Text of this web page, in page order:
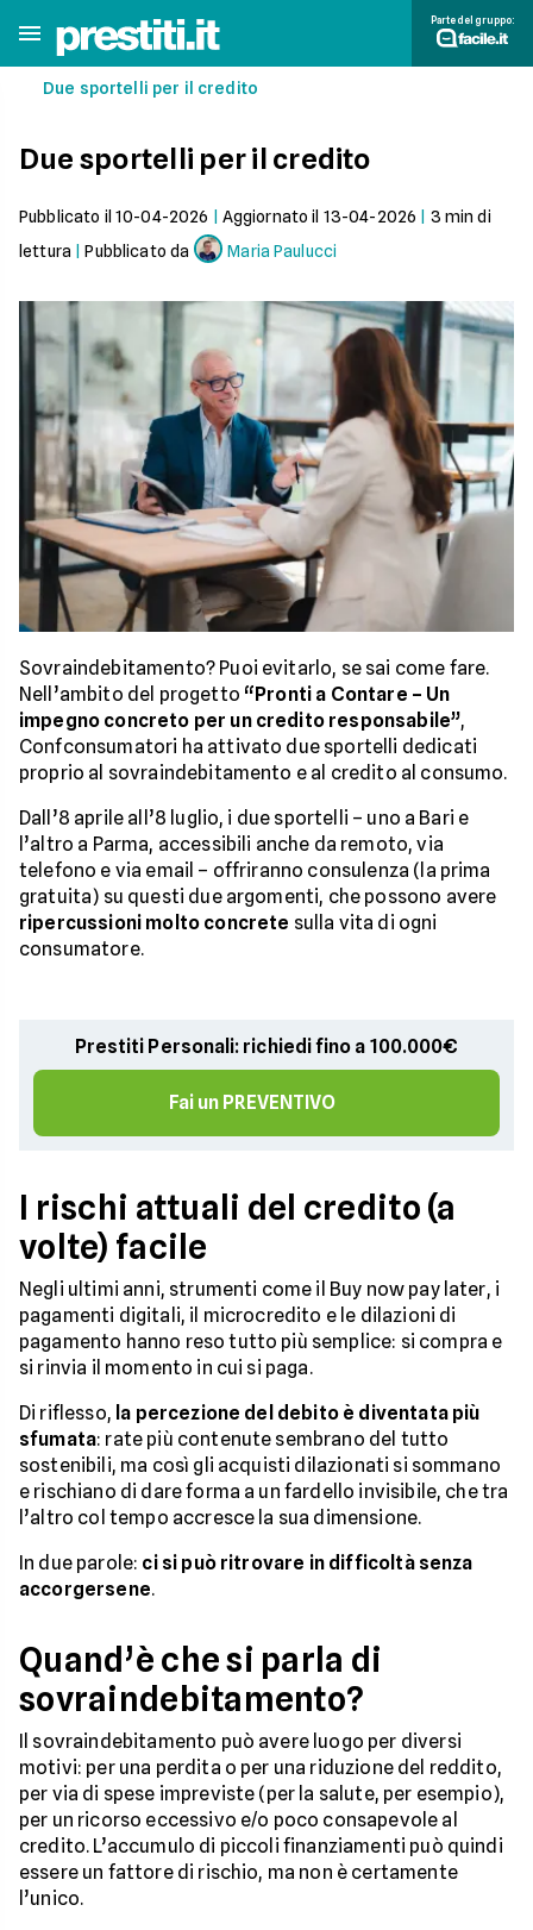
Parte del gruppo:
Due sportelli per il credito
Due sportelli per il credito
Pubblicato il 10-04-2026 Aggiornato il 13-04-2026 3 min di
lettura |Pubblicato da Maria Paulucci
Sovraindebitamento? Puoi evitarlo, se sai come fare.
Nell’ambito del progetto “Pronti a Contare – Un
impegno concreto per un credito responsabile”,
Confconsumatori ha attivato due sportelli dedicati
proprio al sovraindebitamento e al credito al consumo.
Dall’8 aprile all’8 luglio, i due sportelli – uno a Bari e
l’altro a Parma, accessibili anche da remoto, via
telefono e via email – offriranno consulenza (la prima
gratuita) su questi due argomenti, che possono avere
ripercussioni molto concrete sulla vita di ogni
consumatore.
Prestiti Personali: richiedi fino a 100.000€
Fai un PREVENTIVO
I rischi attuali del credito (a
volte) facile
Negli ultimi anni, strumenti come il Buy now pay later, i
pagamenti digitali, il microcredito e le dilazioni di
pagamento hanno reso tutto più semplice: si compra e
si rinvia il momento in cui si paga.
Di riflesso, la percezione del debito è diventata più
sfumata: rate più contenute sembrano del tutto
sostenibili, ma così gli acquisti dilazionati si sommano
e rischiano di dare forma a un fardello invisibile, che tra
l’altro col tempo accresce la sua dimensione.
In due parole: ci si può ritrovare in difficoltà senza
accorgersene.
Quand’è che si parla di
sovraindebitamento?
Il sovraindebitamento può avere luogo per diversi
motivi: per una perdita o per una riduzione del reddito,
per via di spese impreviste (per la salute, per esempio),
per un ricorso eccessivo e/o poco consapevole al
credito. L’accumulo di piccoli finanziamenti può quindi
essere un fattore di rischio, ma non è certamente
l’unico.